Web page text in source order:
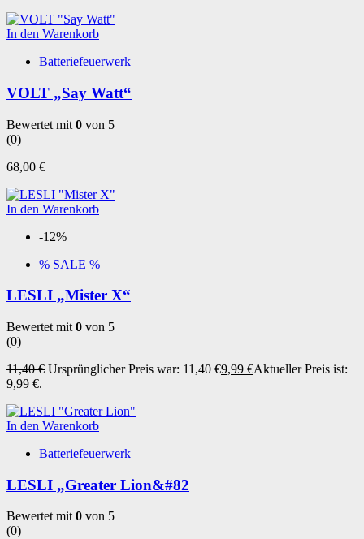
In den Warenkorb
Batteriefeuerwerk
VOLT „Say Watt“
Bewertet mit 0 von 5
(0)
68,00 €
In den Warenkorb
-12%
% SALE %
LESLI „Mister X“
Bewertet mit 0 von 5
(0)
11,40€ Ursprünglicher Preis war: 11,40 €9,99 €Aktueller Preis ist:
9,99 €.
In den Warenkorb
Batteriefeuerwerk
LESLI „Greater Lion&#82
Bewertet mit0 von 5
(0)